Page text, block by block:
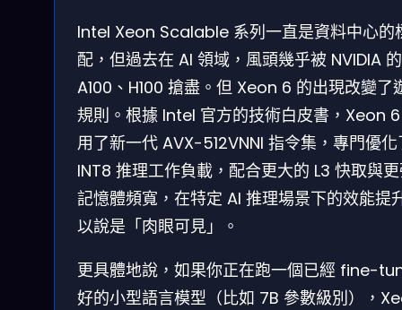
Intel Xeon Scalable 系列一直是資料中心的
配，但過去在 AI 領域，風頭幾乎被 NVIDIA 的
A100、H100 搶盡。但 Xeon 6 的出現改變了
規則。根據 Intel 官方的技術白皮書，Xeon
用了新一代 AVX-512VNNI 指令集，專門優化
INT8 推理工作負載，配合更大的 L3 快取與
記憶體頻寬，在特定 AI 推理場景下的效能提
以說是「肉眼可見」。
更具體地說，如果你正在跑一個已經 fine-
好的小型語言模型（比如 7B 參數級別），